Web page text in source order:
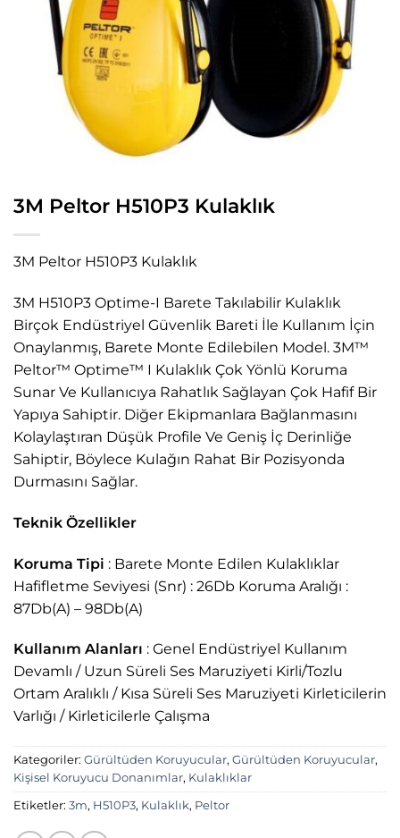
3M Peltor H510P3 Kulaklık
3M Peltor H510P3 Kulaklık
3M H510P3 Optime-I Barete Takılabilir Kulaklık
Birçok Endüstriyel Güvenlik Bareti İle Kullanım İçin
Onaylanmış, Barete Monte Edilebilen Model. 3M™
Peltor™ Optime™ I Kulaklık Çok Yönlü Koruma
Sunar Ve Kullanıcıya Rahatlık Sağlayan Çok Hafif Bir
Yapıya Sahiptir. Diğer Ekipmanlara Bağlanmasını
Kolaylaştıran Düşük Profile Ve Geniş İç Derinliğe
Sahiptir, Böylece Kulağın Rahat Bir Pozisyonda
Durmasını Sağlar.
Teknik Özellikler
Koruma Tipi : Barete Monte Edilen Kulaklıklar
Hafifletme Seviyesi (Snr) : 26Db Koruma Aralığı :
87Db(A) – 98Db(A)
Kullanım Alanları : Genel Endüstriyel Kullanım
Devamlı / Uzun Süreli Ses Maruziyeti Kirli/Tozlu
Ortam Aralıklı / Kısa Süreli Ses Maruziyeti Kirleticilerin
Varlığı / Kirleticilerle Çalışma
Kategoriler: Gürültüden Koruyucular, Gürültüden Koruyucular,
Kişisel Koruyucu Donanımlar, Kulaklıklar
Etiketler: 3m, H510P3, Kulaklık, Peltor